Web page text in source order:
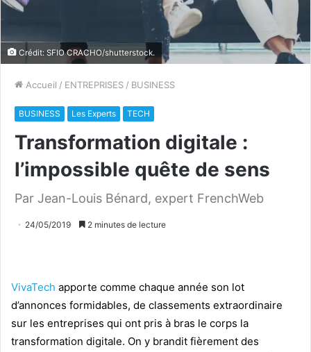
Crédit: SFIO CRACHO/shutterstock.
Accueil / ENTREPRISES / BUSINESS
BUSINESS Les Experts TECH
Transformation digitale :
l’impossible quête de sens
Par Jean-Louis Bénard, expert FrenchWeb
24/05/2019 2 minutes de lecture
VivaTech apporte comme chaque année son lot
d’annonces formidables, de classements extraordinaire
sur les entreprises qui ont pris à bras le corps la
transformation digitale. On y brandit fièrement des